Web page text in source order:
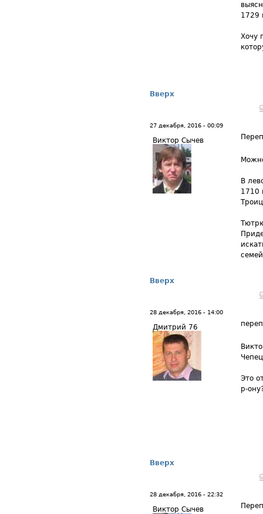
1729
Хочу
Вверх
27 декабря, 2016 - 00:09
Виктор Сычев
В
1710
Вверх
28 декабря, 2016 - 14:00
Дмитрий 76
Это
р-
Вверх
28 декабря, 2016 - 22:32
Виктор Сычев